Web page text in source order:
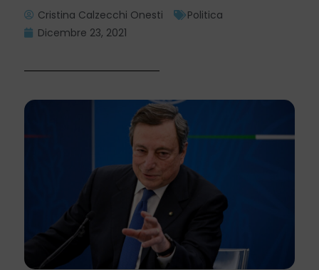
Cristina Calzecchi Onesti
Politica
Dicembre 23, 2021